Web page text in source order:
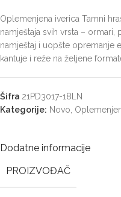
Oplemenjena iverica Tamni
namještaja svih vrsta – ormari,
namještaj i uopšte opremanje
kantuje i reže na željene
Šifra 21PD3017-18LN
Kategorije: Novo
Dodatne informacije
PROIZVOĐAČ